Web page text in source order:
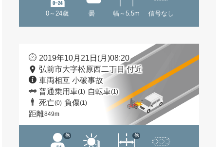
0～24歳 曇 幅～5.5m 信号なし
2019年10月21日(月)08:20
弘前市大字松原西二丁目 付近
車両相互 小破事故
普通乗用車(1) 自転車(1)
死亡(0) 負傷(1)
距離849m
他 他